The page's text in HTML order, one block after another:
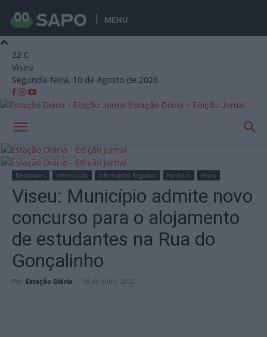
MENU
22 C
Viseu
Segunda-feira, 10 de Agosto de 2026
Estação Diária – Edição Jornal
Início Destaques
Destaques Informação Informação Regional Notícias Viseu
Viseu: Município admite novo
concurso para o alojamento
de estudantes na Rua do
Gonçalinho
Por Estação Diária - 18 de Julho, 2025